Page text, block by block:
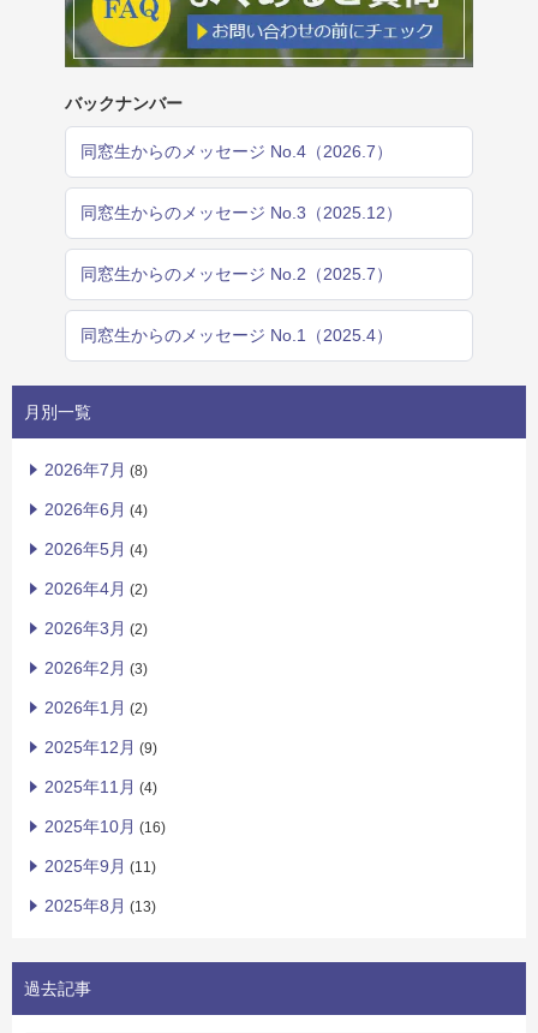
バックナンバー
同窓生からのメッセージ No.4（2026.7）
同窓生からのメッセージ No.3（2025.12）
同窓生からのメッセージ No.2（2025.7）
同窓生からのメッセージ No.1（2025.4）
月別一覧
2026年7月 (8)
2026年6月 (4)
2026年5月 (4)
2026年4月 (2)
2026年3月 (2)
2026年2月 (3)
2026年1月 (2)
2025年12月 (9)
2025年11月 (4)
2025年10月 (16)
2025年9月 (11)
2025年8月 (13)
過去記事